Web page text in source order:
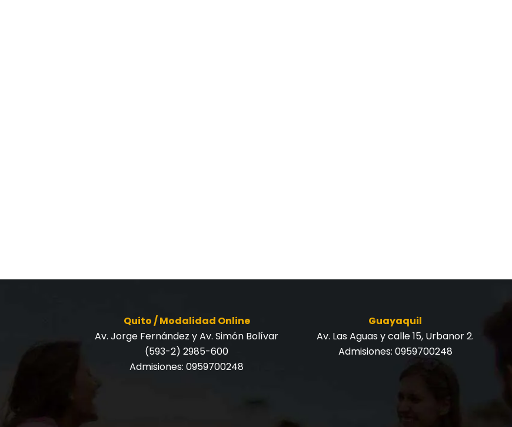
Quito / Modalidad Online
Av. Jorge Fernández y Av. Simón Bolívar
(593-2) 2985-600
Admisiones:0959700248
Guayaquil
Av. Las Aguas y calle 15, Urbanor 2.
Admisiones: 0959700248